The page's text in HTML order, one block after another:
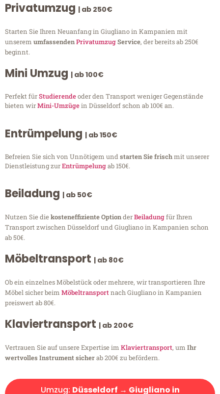
Privatumzug | ab 250€
Starten Sie Ihren Neuanfang in Giugliano in Kampanien mit
unserem umfassendenPrivatumzugService, der bereits ab 250€
beginnt.
Mini Umzug | ab 100€
Perfekt fürStudierendeoder den Transport weniger Gegenstände
bieten wirMini-Umzügein Düsseldorf schon ab 100€ an.
Entrümpelung | ab 150€
Befreien Sie sich von Unnötigem undstarten Sie frischmit unserer
Dienstleistung zurEntrümpelungab 150€.
Beiladung | ab 50€
Nutzen Sie diekosteneffiziente OptionderBeiladungfür Ihren
Transport zwischen Düsseldorf und Giugliano in Kampanien schon
ab 50€.
Möbeltransport | ab 80€
Ob ein einzelnes Möbelstück oder mehrere, wir transportieren Ihre
Möbel sicher beim Möbeltransportnach Giugliano in Kampanien
preiswert ab 80€.
Klaviertransport | ab 200€
Vertrauen Sie auf unsere Expertise im Klaviertransport, um Ihr
wertvolles Instrument sicherab 200€ zu befördern.
Umzug: Düsseldorf → Giugliano in